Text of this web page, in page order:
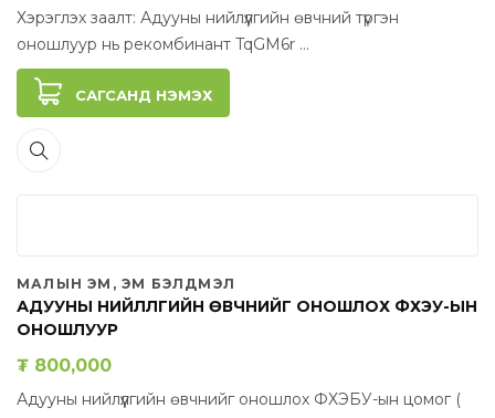
Хэрэглэх заалт: Адууны нийлүүлгийн өвчний түргэн
оношлуур нь рекомбинант TqGM6r ...
САГСАНД НЭМЭХ
МАЛЫН ЭМ, ЭМ БЭЛДМЭЛ
АДУУНЫ НИЙЛҮҮЛГИЙН ӨВЧНИЙГ ОНОШЛОХ ФХЭУ-ЫН
ОНОШЛУУР
₮ 800,000
Адууны нийлүүлгийн өвчнийг оношлох ФХЭБУ-ын цомог (